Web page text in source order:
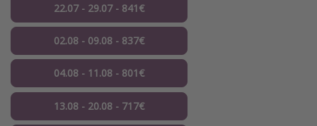
22.07 - 29.07 - 841€
02.08 - 09.08 - 837€
04.08 - 11.08 - 801€
13.08 - 20.08 - 717€